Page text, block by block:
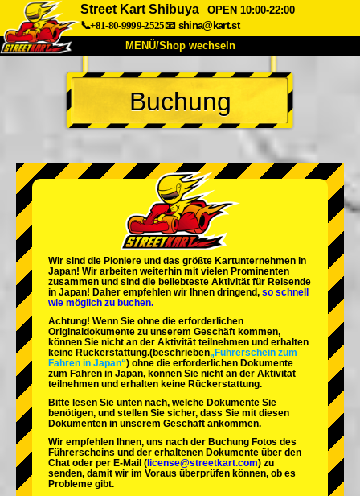
Street Kart Shibuya
OPEN 10:00-22:00
📞+81-80-9999-2525📧 shina@kart.st
MENÜ/Shop wechseln
START
Über uns Spezifikationen Preise
Unternehmen Buchung
Shop wechseln
Tokio Shinagawa Tokio Akihabara#1
Tokio Akihabara#2
Tokio Shibuya Annex Tokio Bucht
Tokio Asakusa Osaka
Okinawa
Buchung
Wir sind die Pioniere und das größte Kartunternehmen in
Japan! Wir arbeiten weiterhin mit vielen Prominenten
zusammen und sind die beliebteste Aktivität für Reisende
in Japan! Daher empfehlen wir Ihnen dringend, so schnell
wie möglich zu buchen.
Achtung! Wenn Sie ohne die erforderlichen
Originaldokumente zu unserem Geschäft kommen,
können Sie nicht an der Aktivität teilnehmen und erhalten
keine Rückerstattung.(beschrieben„Führerschein zum
Fahren in Japan“) ohne die erforderlichen Dokumente
zum Fahren in Japan, können Sie nicht an der Aktivität
teilnehmen und erhalten keine Rückerstattung.
Bitte lesen Sie unten nach, welche Dokumente Sie
benötigen, und stellen Sie sicher, dass Sie mit diesen
Dokumenten in unserem Geschäft ankommen.
Wir empfehlen Ihnen, uns nach der Buchung Fotos des
Führerscheins und der erhaltenen Dokumente über den
Chat oder per E-Mail ( license@streetkart.com) zu
senden, damit wir im Voraus überprüfen können, ob es
Probleme gibt.